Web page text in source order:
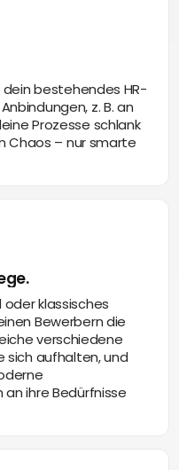
bestehendes HR-
z. B. an
Prozesse schlank
Chaos – nur smarte
klassisches
Bewerbern die
verschiedene
sich aufhalten, und
ihre Bedürfnisse